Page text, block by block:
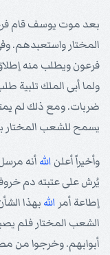
بعد موت يوسف قام
المختار واستعبدهم.
فرعون ويطلب منه
ولما أبى الملك تلبية
ضربات. ومع ذلك لم
يسمح للشعب المختار
وأخيراً أعلن الله أنه
يُرش على عتبته دم
إطاعة أمر الله بهذا
الشعب المختار فلم
أبوابهم. وخرجوا من